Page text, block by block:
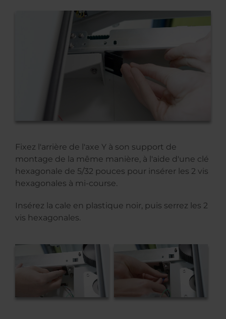
Fixez l'arrière de l'axe Y à son support de
montage de la même manière, à l'aide d'une clé
hexagonale de 5/32 pouces pour insérer les 2 vis
hexagonales à mi-course.
Insérez la cale en plastique noir, puis serrez les 2
vis hexagonales.